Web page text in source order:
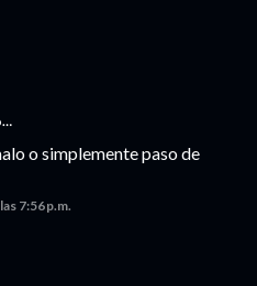
o simplemente paso de
7:56 p.m.